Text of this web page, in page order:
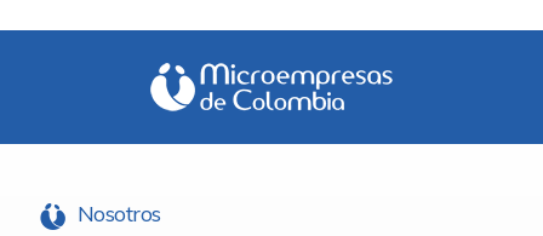
Nosotros